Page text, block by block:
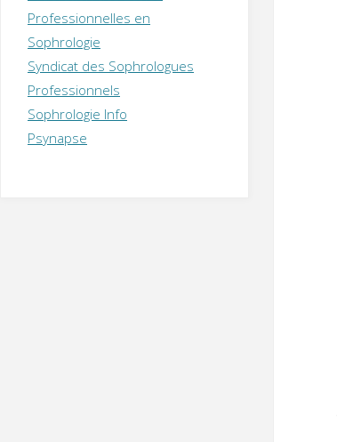
Professionnelles en
Sophrologie
Syndicat des Sophrologues
Professionnels
Sophrologie Info
Psynapse